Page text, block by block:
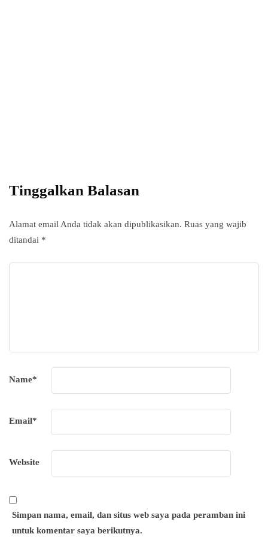
Tinggalkan Balasan
Alamat email Anda tidak akan dipublikasikan. Ruas yang wajib
ditandai *
Name*
Email*
Website
Simpan nama, email, dan situs web saya pada peramban ini
untuk komentar saya berikutnya.